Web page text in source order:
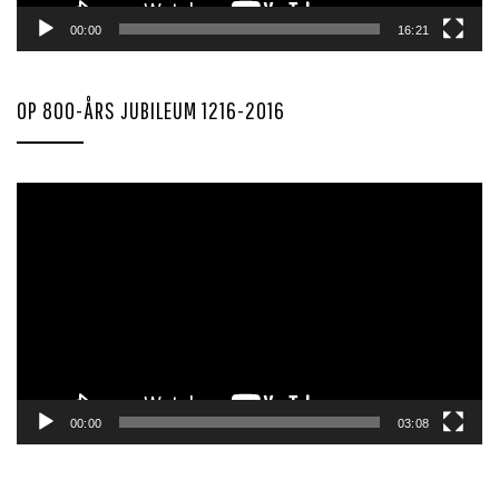
00:00 16:21
OP 800-ÅRS JUBILEUM 1216-2016
00:00 03:08